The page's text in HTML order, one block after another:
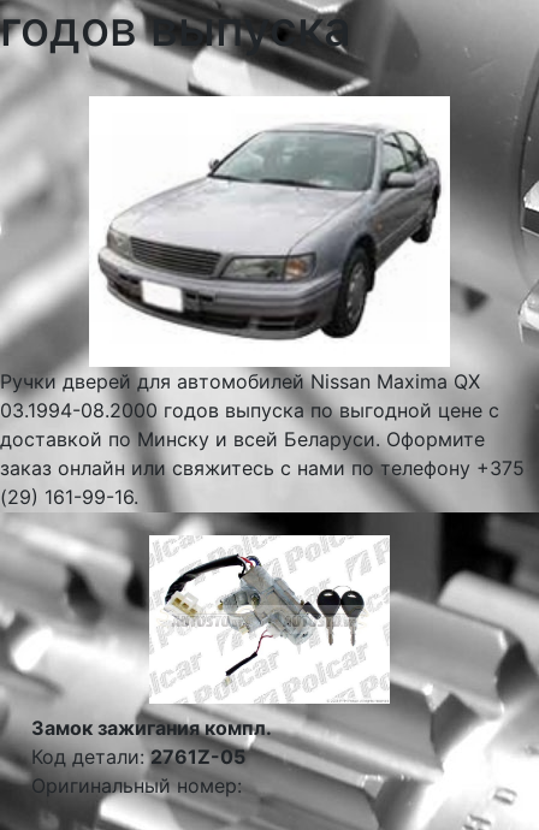
годов выпуска
Ручки дверей для автомобилей Nissan Maxima QX
03.1994-08.2000 годов выпуска по выгодной цене с
доставкой по Минску и всей Беларуси. Оформите
заказ онлайн или свяжитесь с нами по телефону +375
(29) 161-99-16.
Замок зажигания компл.
Код детали:2761Z-05
Оригинальный номер: